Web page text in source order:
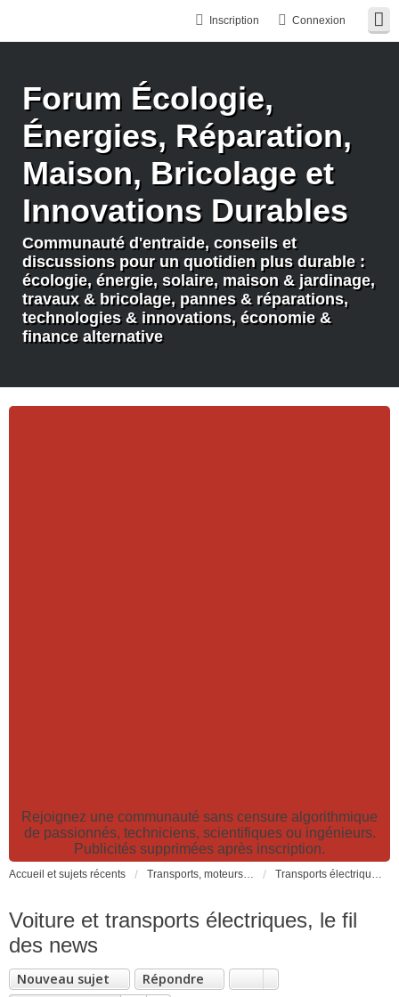
Connexion
Inscription
Forum Écologie,
Énergies, Réparation,
Maison, Bricolage et
Innovations Durables
Communauté d'entraide, conseils et
discussions pour un quotidien plus durable :
écologie, énergie, solaire, maison & jardinage,
travaux & bricolage, pannes & réparations,
technologies & innovations, économie &
finance alternative
Rejoignez une communauté sans censure algorithmique
de passionnés, techniciens, scientifiques ou ingénieurs.
Publicités supprimées après inscription.
Accueil et sujets récents Transports, moteurs et pollution : nouveaux moteurs, transports électriques et innovations technologiques Transports électriques: voitures, vélos, transports collectifs, avions...
Voiture et transports électriques, le fil
des news
Nouveau sujet Répondre